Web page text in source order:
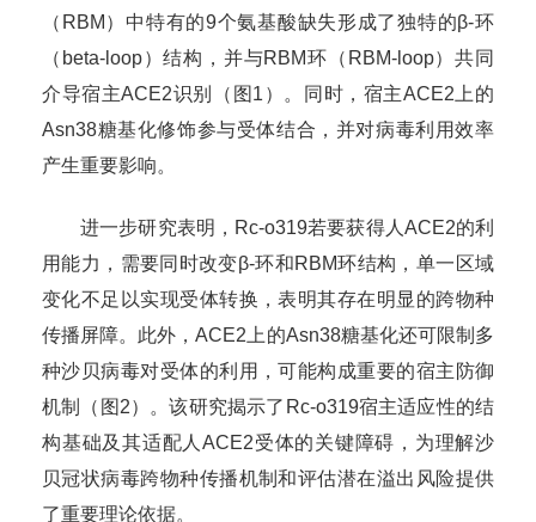
（ RBM ）中特有的9个氨基酸缺失形成了独特的β-环
（ beta-loop）结构，并与RBM环（ RBM-loop）共同
介导宿主ACE2识别（图 1 ）。同时，宿主ACE2 上的
Asn38糖基化修饰参与受体结合，并对病毒利用效率
产生重要影响。
进一步研究表明， Rc-o319若要获得人 ACE2的利
用能力，需要同时改变β-环和RBM环结构，单一区域
变化不足以实现受体转换，表明其存在明显的跨物种
传播屏障。此外，ACE2 上的Asn38糖基化还可限制多
种沙贝病毒对受体的利用，可能构成重要的宿主防御
机制（图 2）。该研究揭示了 Rc-o319宿主适应性的结
构基础及其适配人 ACE2受体的关键障碍，为理解沙
贝冠状病毒跨物种传播机制和评估潜在溢出风险提供
了重要理论依据。